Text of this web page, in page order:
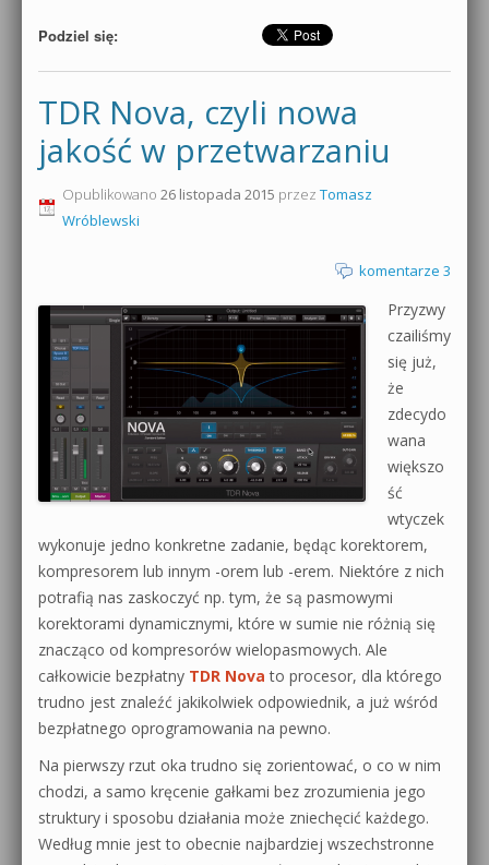
Podziel się:
TDR Nova, czyli nowa
jakość w przetwarzaniu
Opublikowano 26 listopada 2015 przez Tomasz
Wróblewski
komentarze 3
Przyzwy
czailiśmy
się już,
że
zdecydo
wana
większo
ść
wtyczek
wykonuje jedno konkretne zadanie, będąc korektorem,
kompresorem lub innym -orem lub -erem. Niektóre z nich
potrafią nas zaskoczyć np. tym, że są pasmowymi
korektorami dynamicznymi, które w sumie nie różnią się
znacząco od kompresorów wielopasmowych. Ale
całkowicie bezpłatny TDR Nova to procesor, dla którego
trudno jest znaleźć jakikolwiek odpowiednik, a już wśród
bezpłatnego oprogramowania na pewno.
Na pierwszy rzut oka trudno się zorientować, o co w nim
chodzi, a samo kręcenie gałkami bez zrozumienia jego
struktury i sposobu działania może zniechęcić każdego.
Według mnie jest to obecnie najbardziej wszechstronne